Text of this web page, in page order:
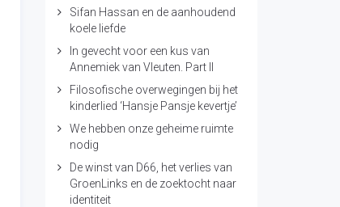
Sifan Hassan en de aanhoudend
koele liefde
In gevecht voor een kus van
Annemiek van Vleuten. Part II
Filosofische overwegingen bij het
kinderlied ‘Hansje Pansje kevertje’
We hebben onze geheime ruimte
nodig
De winst van D66, het verlies van
GroenLinks en de zoektocht naar
identiteit